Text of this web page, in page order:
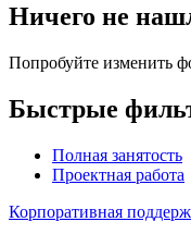
Ничего не
Попробуйте изменить
Быстрые
Полная занятость
Проектная работа
Корпоративная